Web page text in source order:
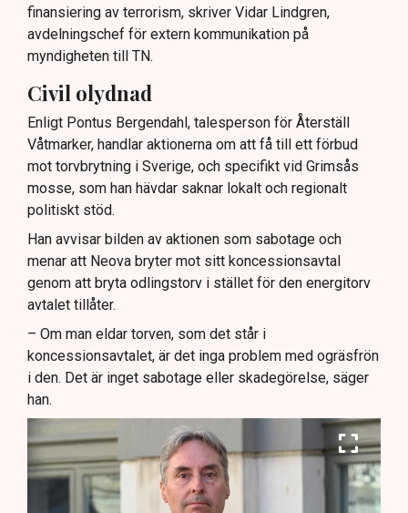
finansiering av terrorism, skriver Vidar Lindgren,
avdelningschef för extern kommunikation på
myndigheten till TN.
Civil olydnad
Enligt Pontus Bergendahl, talesperson för Återställ
Våtmarker, handlar aktionerna om att få till ett förbud
mot torvbrytning i Sverige, och specifikt vid Grimsås
mosse, som han hävdar saknar lokalt och regionalt
politiskt stöd.
Han avvisar bilden av aktionen som sabotage och
menar att Neova bryter mot sitt koncessionsavtal
genom att bryta odlingstorv i stället för den energitorv
avtalet tillåter.
– Om man eldar torven, som det står i
koncessionsavtalet, är det inga problem med ogräsfrön
i den. Det är inget sabotage eller skadegörelse, säger
han.